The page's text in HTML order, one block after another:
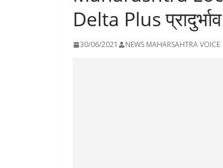
Delta Plus प्रादुर्भाव
30/06/2021 NEWS MAHARSAHTRA VOICE